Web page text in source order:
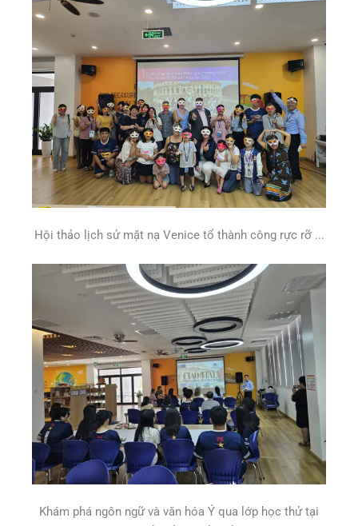
Hội thảo lịch sử mặt nạ Venice tổ thành công rực rỡ ...
Khám phá ngôn ngữ và văn hóa Ý qua lớp học thử tại